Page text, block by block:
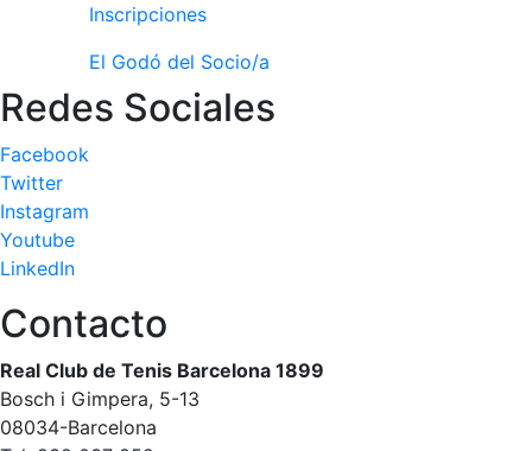
Piscina
Normativa
Restaurantes
Restaurante
El Snack
Casa Arilla
Bar Piscina
Patrocinio
Patrocinadores
Inscripciones
El Godó del Socio/a
Redes Sociales
Facebook
Twitter
Instagram
Youtube
LinkedIn
Contacto
Real Club de Tenis Barcelona 1899
Bosch i Gimpera, 5-13
08034-Barcelona